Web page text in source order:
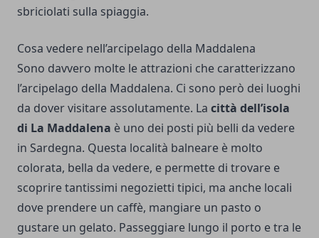
sbriciolati sulla spiaggia.
Cosa vedere nell’arcipelago della Maddalena
Sono davvero molte le attrazioni che caratterizzano
l’arcipelago della Maddalena. Ci sono però dei luoghi
da dover visitare assolutamente. La città dell’isola
di La Maddalena è uno dei posti più belli da vedere
in Sardegna. Questa località balneare è molto
colorata, bella da vedere, e permette di trovare e
scoprire tantissimi negozietti tipici, ma anche locali
dove prendere un caffè, mangiare un pasto o
gustare un gelato. Passeggiare lungo il porto e tra le